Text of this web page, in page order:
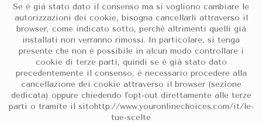
Se è già stato dato il consenso ma si vogliono cambiare le
autorizzazioni dei cookie, bisogna cancellarli attraverso il
browser, come indicato sotto, perché altrimenti quelli già
installati non verranno rimossi. In particolare, si tenga
presente che non è possibile in alcun modo controllare i
cookie di terze parti, quindi se è già stato dato
precedentemente il consenso, è necessario procedere alla
cancellazione dei cookie attraverso il browser (sezione
dedicata) oppure chiedendo l'opt-out direttamente alle terze
parti o tramite il sitohttp://www.youronlinechoices.com/it/le-
tue-scelte